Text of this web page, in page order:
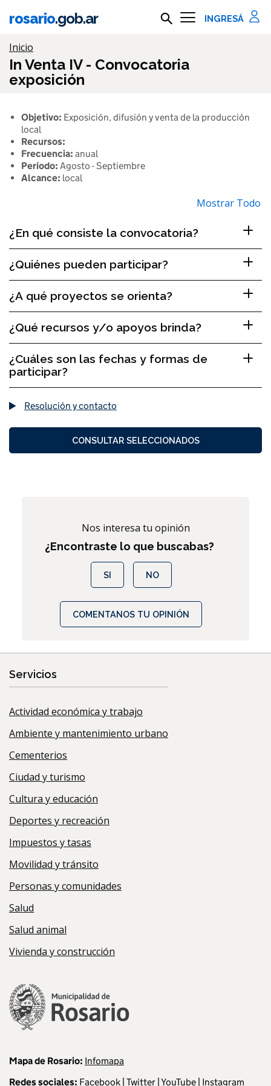
Ir al contenido principal
rosario.gob.ar Buscar en rosario.gob.ar
Información importante
Inicio
In Venta IV - Convocatoria
exposición
Objetivo: Exposición, difusión y venta de la producción
local
Recursos:
Frecuencia: anual
Período: Agosto - Septiembre
Alcance: local
Mostrar Todo
¿En qué consiste la convocatoria?
¿Quiénes pueden participar?
¿A qué proyectos se orienta?
¿Qué recursos y/o apoyos brinda?
¿Cuáles son las fechas y formas de
participar?
Resolución y contacto
CONSULTAR SELECCIONADOS
Nos interesa tu opinión
¿Encontraste lo que buscabas?
SI NO
COMENTANOS TU OPINIÓN
Servicios
Actividad económica y trabajo
Ambiente y mantenimiento urbano
Cementerios
Ciudad y turismo
Cultura y educación
Deportes y recreación
Impuestos y tasas
Movilidad y tránsito
Personas y comunidades
Salud
Salud animal
Vivienda y construcción
Mapa de Rosario: Infomapa
Redes sociales: Facebook | Twitter |YouTube | Instagram